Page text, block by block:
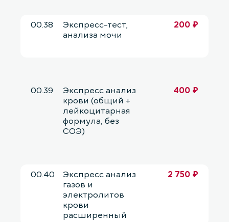
00.38
Экспресс-тест,
анализа мочи
200 ₽
00.39
Экспресс анализ
крови (общий +
лейкоцитарная
формула, без
СОЭ)
400 ₽
00.40
Экспресс анализ
газов и
электролитов
крови
расширенный
2 750 ₽